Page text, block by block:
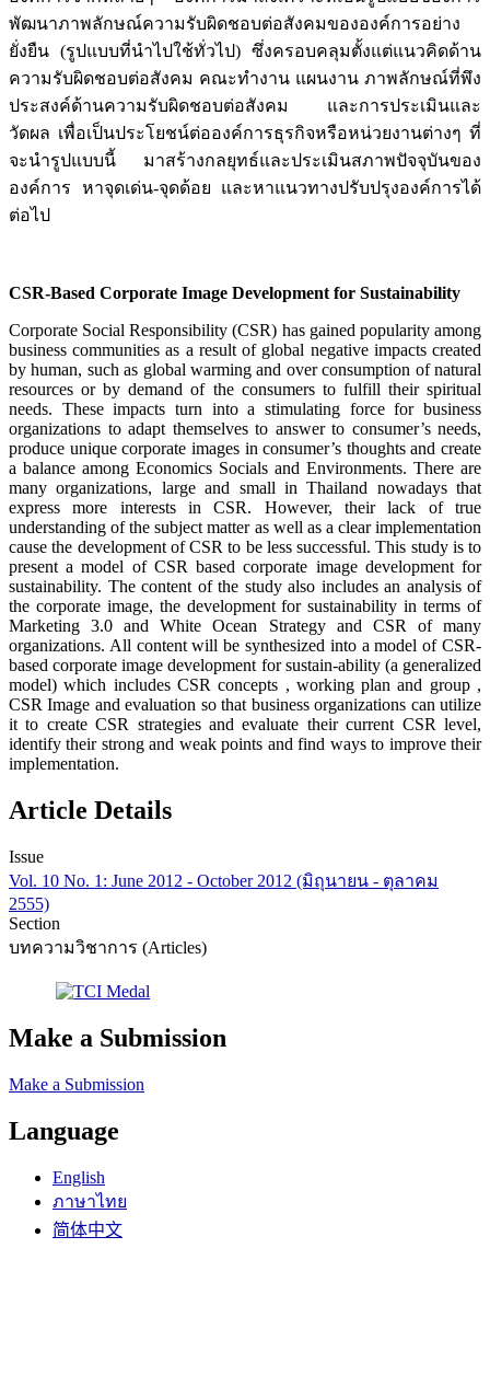
พัฒนาภาพลักษณ์ความรับผิดชอบต่อสังคมขององค์การอย่าง
ยั่งยืน (รูปแบบที่นำไปใช้ทั่วไป) ซึ่งครอบคลุมตั้งแต่แนวคิดด้าน
ความรับผิดชอบต่อสังคม คณะทำงาน แผนงาน ภาพลักษณ์ที่พึง
ประสงค์ด้านความรับผิดชอบต่อสังคม และการประเมินและ
วัดผล เพื่อเป็นประโยชน์ต่อองค์การธุรกิจหรือหน่วยงานต่างๆ ที่
จะนำรูปแบบนี้ มาสร้างกลยุทธ์และประเมินสภาพปัจจุบันของ
องค์การ หาจุดเด่น-จุดด้อย และหาแนวทางปรับปรุงองค์การได้
ต่อไป
CSR-Based Corporate Image Development for Sustainability
Corporate Social Responsibility (CSR) has gained popularity among
business communities as a result of global negative impacts created
by human, such as global warming and over consumption of natural
resources or by demand of the consumers to fulfill their spiritual
needs. These impacts turn into a stimulating force for business
organizations to adapt themselves to answer to consumer’s needs,
produce unique corporate images in consumer’s thoughts and create
a balance among Economics Socials and Environments. There are
many organizations, large and small in Thailand nowadays that
express more interests in CSR. However, their lack of true
understanding of the subject matter as well as a clear implementation
cause the development of CSR to be less successful. This study is to
present a model of CSR based corporate image development for
sustainability. The content of the study also includes an analysis of
the corporate image, the development for sustainability in terms of
Marketing 3.0 and White Ocean Strategy and CSR of many
organizations. All content will be synthesized into a model of CSR-
based corporate image development for sustain-ability (a generalized
model) which includes CSR concepts , working plan and group ,
CSR Image and evaluation so that business organizations can utilize
it to create CSR strategies and evaluate their current CSR level,
identify their strong and weak points and find ways to improve their
implementation.
Article Details
Issue
Vol. 10 No. 1: June 2012 - October 2012 (มิถุนายน - ตุลาคม
2555)
Section
บทความวิชาการ (Articles)
Make a Submission
Make a Submission
Language
English
ภาษาไทย
简体中文